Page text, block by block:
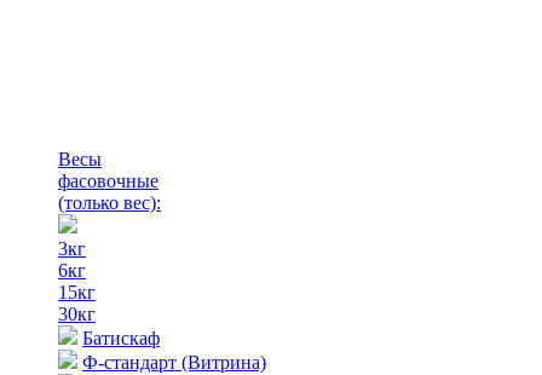
Весы
фасовочные
(только вес):
3кг
6кг
15кг
30кг
Батискаф
Ф-стандарт (Витрина)